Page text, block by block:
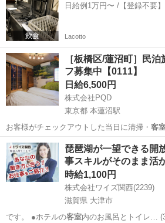
日給例1万円〜 /【登録不要
Lacotto
［板橋区/蓮沼町］民
フ募集中【0111】
日給6,500円
株式会社PQD
東京都 本蓮沼駅
お客様がチェックアウトした当日に清掃・ 客
募集しております。…
東京 板橋区 本蓮沼駅 清掃 ス
琵琶湖が一望できる開
事スキルがそのまま活
時給1,100円
株式会社ワイズ関西(2239)
滋賀県 大津市
です。 ●ホテルの客室内のお風呂とトイレ…